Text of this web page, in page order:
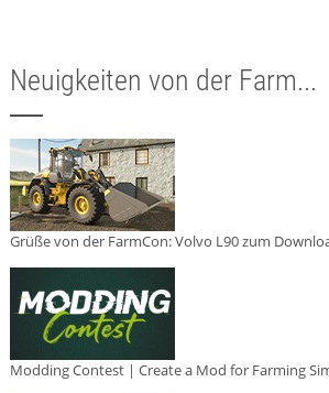
Neuigkeiten von der Farm...
Grüße von der FarmCon: Volvo L90 zum
Modding Contest | Create a Mod for Farming